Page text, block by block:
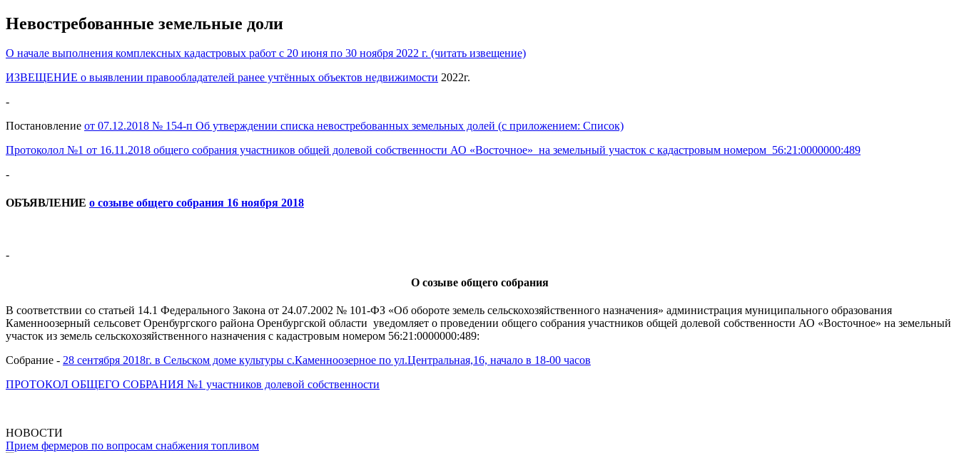
Невостребованные земельные доли
О начале выполнения комплексных кадастровых работ с 20 июня по 30 ноября 2022 г. (читать извещение)
ИЗВЕЩЕНИЕ о выявлении правообладателей ранее учтённых объектов недвижимости 2022г.
-
Постановление от 07.12.2018 № 154-п Об утверждении списка невостребованных земельных долей (с приложением: Список)
Протоколол №1 от 16.11.2018 общего собрания участников общей долевой собственности АО «Восточное» на земельный участок с кадастровым номером 56:21:0000000:489
-
ОБЪЯВЛЕНИЕ о созыве общего собрания 16 ноября 2018
-
О созыве общего собрания
В соответствии со статьей 14.1 Федерального Закона от 24.07.2002 № 101-ФЗ «Об обороте земель сельскохозяйственного назначения» администрация муниципального образования
Каменноозерный сельсовет Оренбургского района Оренбургской области уведомляет о проведении общего собрания участников общей долевой собственности АО «Восточное» на земельный
участок из земель сельскохозяйственного назначения с кадастровым номером 56:21:0000000:489:
Собрание - 28 сентября 2018г. в Сельском доме культуры с.Каменноозерное по ул.Центральная,16, начало в 18-00 часов
ПРОТОКОЛ ОБЩЕГО СОБРАНИЯ №1 участников долевой собственности
НОВОСТИ
Прием фермеров по вопросам снабжения топливом